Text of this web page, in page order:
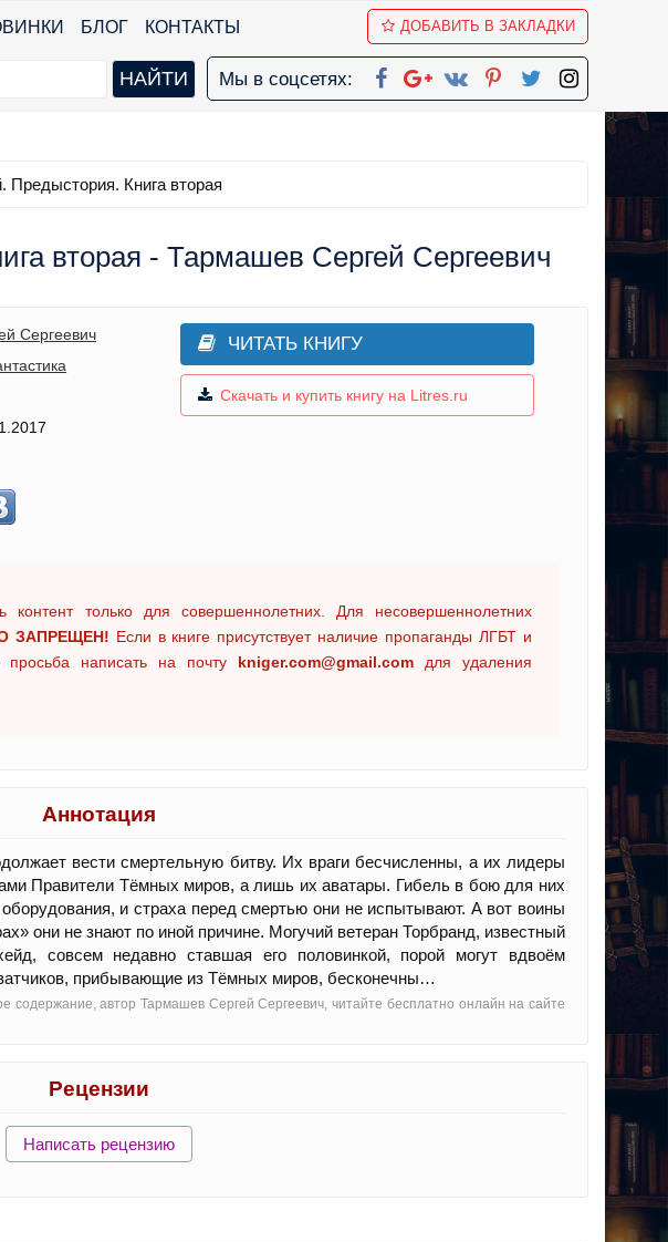
БЛОГ КОНТАКТЫ ДОБАВИТЬ В ЗАКЛАДКИ
Мы в соцсетях:
Предыстория. Книга вторая
вторая - Тармашев Сергей Сергеевич
Сергеевич
ЧИТАТЬ КНИГУ
Скачать и купить книгу на Litres.ru
только для совершеннолетних. Для несовершеннолетних
ЗАПРЕЩЕН! Если в книге присутствует наличие пропаганды ЛГБТ и
просьба написать на почту kniger.com@gmail.com для удаления
Аннотация
вести смертельную битву. Их враги бесчисленны, а их лидеры
Правители Тёмных миров, а лишь их аватары. Гибель в бою для них
и страха перед смертью они не испытывают. А вот воины
они не знают по иной причине. Могучий ветеран Торбранд, известный
совсем недавно ставшая его половинкой, порой могут вдвоём
прибывающие из Тёмных миров, бесконечны…
содержание, автор Тармашев Сергей Сергеевич, читайте бесплатно онлайн на сайте
Рецензии
Написать рецензию